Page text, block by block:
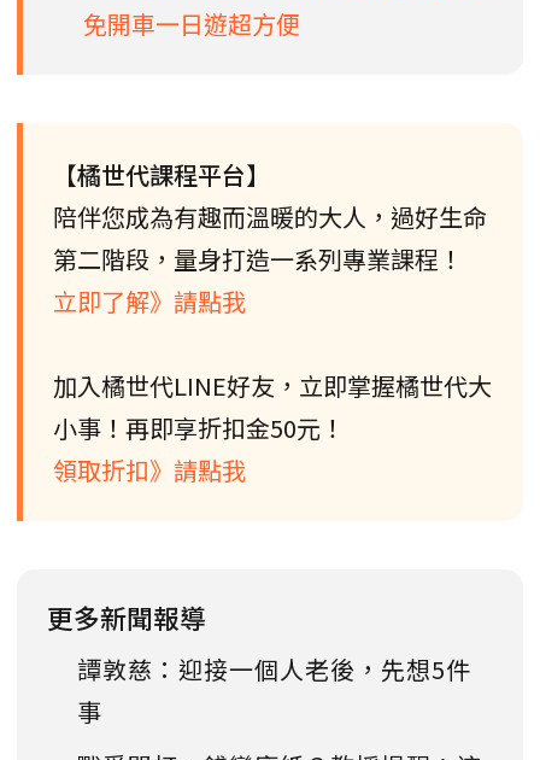
免開車一日遊超方便
【橘世代課程平台】
陪伴您成為有趣而溫暖的大人，過好生命
第二階段，量身打造一系列專業課程！
立即了解》請點我
加入橘世代LINE好友，立即掌握橘世代大
小事！再即享折扣金50元！
領取折扣》請點我
更多新聞報導
譚敦慈：迎接一個人老後，先想5件
事